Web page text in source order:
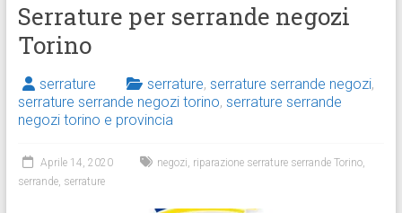
Serrature per serrande negozi
Torino
serrature serrature, serrature serrande negozi,
serrature serrande negozi torino, serrature serrande
negozi torino e provincia
Aprile 14, 2020 negozi, riparazione serrature serrande Torino,
serrande, serrature